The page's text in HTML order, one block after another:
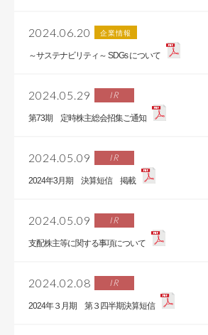
2024.06.20 企業情報
～サステナビリティ～ SDGs について
2024.05.29 IR
第73期 定時株主総会招集ご通知
2024.05.09 IR
2024年3月期 決算短信 掲載
2024.05.09 IR
支配株主等に関する事項について
2024.02.08 IR
2024年３月期 第３四半期決算短信